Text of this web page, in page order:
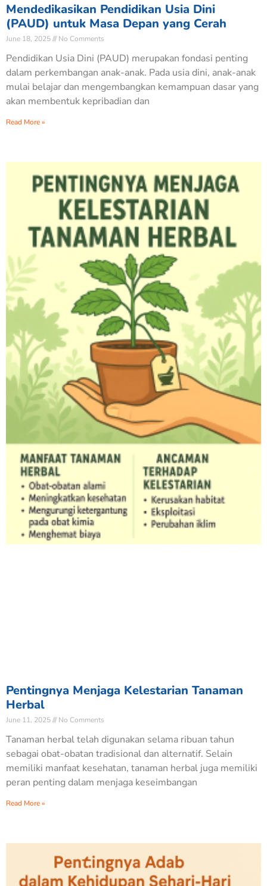
Mendedikasikan Pendidikan Usia Dini
(PAUD) untuk Masa Depan yang Cerah
June 18, 2025 No Comments
Pendidikan Usia Dini (PAUD) merupakan fondasi penting
dalam perkembangan anak-anak. Pada usia dini, anak-anak
mulai belajar dan mengembangkan kemampuan dasar yang
akan membentuk kepribadian dan
Read More »
Pentingnya Menjaga Kelestarian Tanaman
Herbal
June 11, 2025 No Comments
Tanaman herbal telah digunakan selama ribuan tahun
sebagai obat-obatan tradisional dan alternatif. Selain
memiliki manfaat kesehatan, tanaman herbal juga memiliki
peran penting dalam menjaga keseimbangan
Read More »